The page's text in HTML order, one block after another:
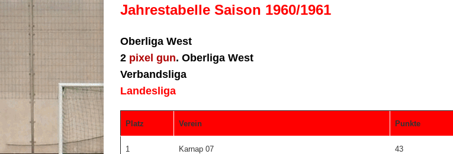
Jahrestabelle Saison 1960/1961
Oberliga West
2 pixel gun. Oberliga West
Verbandsliga
Landesliga
Platz Verein Punkte
1 Karnap 07 43